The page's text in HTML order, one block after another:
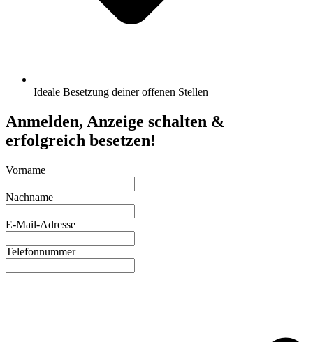
Ideale Besetzung deiner offenen Stellen
Anmelden, Anzeige schalten &
erfolgreich besetzen!
Vorname
Nachname
E-Mail-Adresse
Telefonnummer